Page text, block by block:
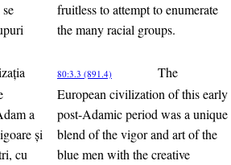
fruitless to attempt to enumerate
the many racial groups.
a
şi
cu
80:3.3 (891.4)
The
European civilization of this early
post-Adamic period was a unique
blend of the vigor and art of the
blue men with the creative